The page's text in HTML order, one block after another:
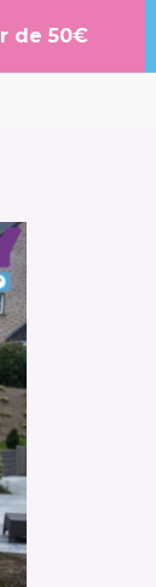
de 50€